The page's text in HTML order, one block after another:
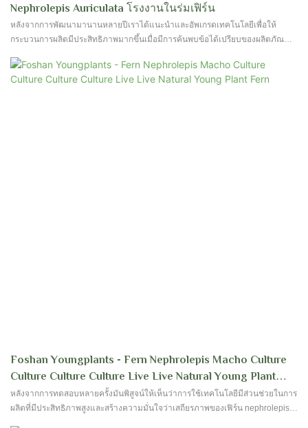
Nephrolepis Auriculata โรงงานในร่มเฟิร์น
หลังจากการพัฒนามานานหลายปีเราได้แนะนำและอัพเกรดเทคโนโลยีเพื่อให้
กระบวนการผลิตมีประสิทธิภาพมากขึ้นเมื่อมีการค้นพบข้อได้เปรียบของผลิตภัณฑ์
Foshan Youngplants - Fern Nephrolepis Macho Culture
Culture Culture Culture Live Live Natural Young Plant
Fern
หลังจากการทดสอบหลายครั้งมันพิสูจน์ให้เห็นว่าการใช้เทคโนโลยีมีส่วนช่วยในการ
ผลิตที่มีประสิทธิภาพสูงและสร้างความมั่นใจว่าเสถียรภาพของเฟิร์น nephrolepis